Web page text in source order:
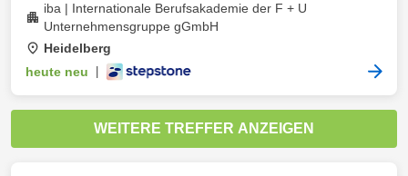
iba | Internationale Berufsakademie der F + U
Unternehmensgruppe gGmbH
Heidelberg
heute neu
WEITERE TREFFER ANZEIGEN